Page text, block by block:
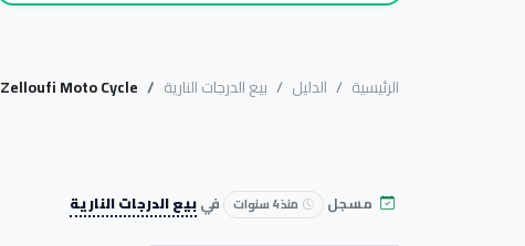
الرئيسية الدليل بيع الدرجات النارية Zelloufi Moto Cycle
مسجل منذ 4 سنوات فيبيع الدرجات النارية